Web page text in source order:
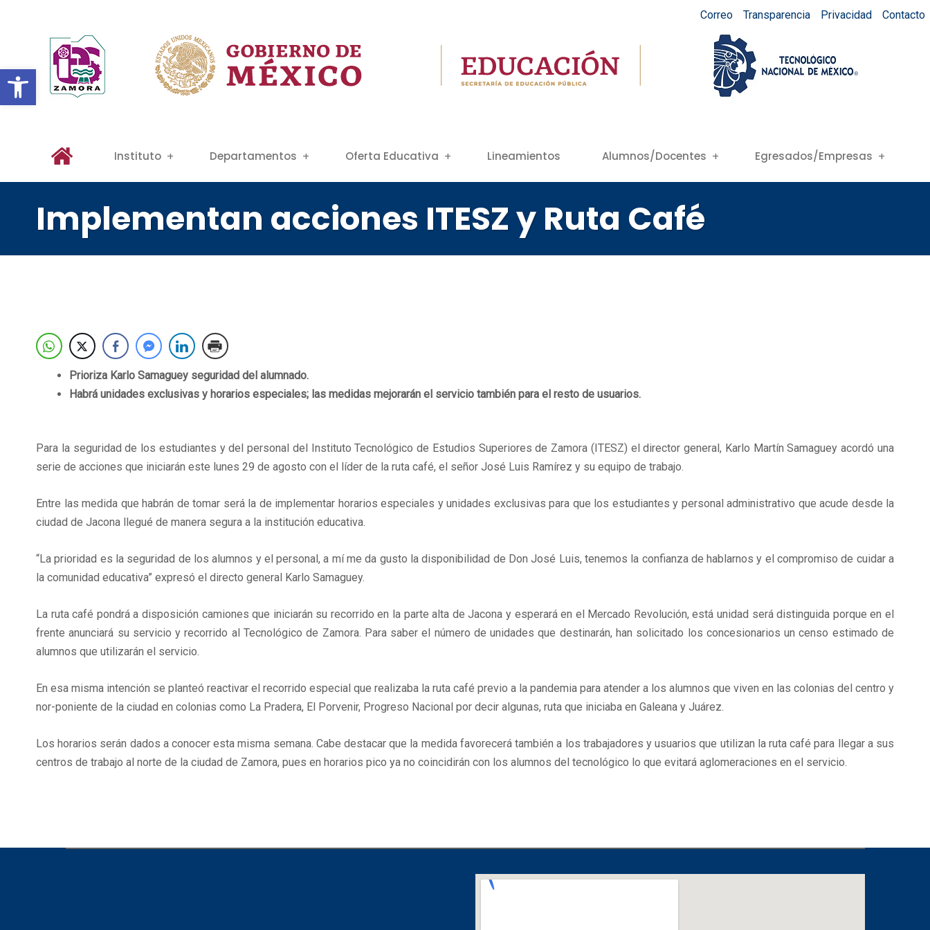
Abrir barra de herramientas
Correo Transparencia Privacidad Contacto
Instituto Departamentos Oferta Educativa Lineamientos Alumnos/Docentes Egresados/Empresas
Implementan acciones ITESZ y Ruta Café
Prioriza Karlo Samaguey seguridad del alumnado.
Habrá unidades exclusivas y horarios especiales; las medidas mejorarán el servicio también para el resto de usuarios.
Para la seguridad de los estudiantes y del personal del Instituto Tecnológico de Estudios Superiores de Zamora (ITESZ) el director general, Karlo Martín Samaguey acordó una
serie de acciones que iniciarán este lunes 29 de agosto con el líder de la ruta café, el señor José Luis Ramírez y su equipo de trabajo.
Entre las medida que habrán de tomar será la de implementar horarios especiales y unidades exclusivas para que los estudiantes y personal administrativo que acude desde la
ciudad de Jacona llegué de manera segura a la institución educativa.
“La prioridad es la seguridad de los alumnos y el personal, a mí me da gusto la disponibilidad de Don José Luis, tenemos la confianza de hablarnos y el compromiso de cuidar a
la comunidad educativa” expresó el directo general Karlo Samaguey.
La ruta café pondrá a disposición camiones que iniciarán su recorrido en la parte alta de Jacona y esperará en el Mercado Revolución, está unidad será distinguida porque en el
frente anunciará su servicio y recorrido al Tecnológico de Zamora. Para saber el número de unidades que destinarán, han solicitado los concesionarios un censo estimado de
alumnos que utilizarán el servicio.
En esa misma intención se planteó reactivar el recorrido especial que realizaba la ruta café previo a la pandemia para atender a los alumnos que viven en las colonias del centro y
nor-poniente de la ciudad en colonias como La Pradera, El Porvenir, Progreso Nacional por decir algunas, ruta que iniciaba en Galeana y Juárez.
Los horarios serán dados a conocer esta misma semana. Cabe destacar que la medida favorecerá también a los trabajadores y usuarios que utilizan la ruta café para llegar a sus
centros de trabajo al norte de la ciudad de Zamora, pues en horarios pico ya no coincidirán con los alumnos del tecnológico lo que evitará aglomeraciones en el servicio.